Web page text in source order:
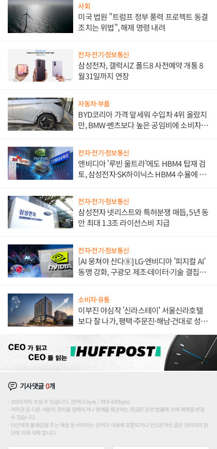
사회
미국 법원 "트럼프 정부 풍력 프로젝트 동결
조치는 위법", 해제 명령 내려
전자·전기·정보통신
삼성전자, 갤럭시Z 폴드8 사전예약 개통 8
월31일까지 연장
자동차·부품
BYD코리아 가격 앞세워 수입차 4위 올랐지
만, BMW·벤츠보다 높은 공임비에 소비자
전자·전기·정보통신
엔비디아 '루빈 울트라'에도 HBM4 탑재 검
토, 삼성전자·SK하이닉스 HBM4 수율에 주
전자·전기·정보통신
삼성전자 넷리스트와 특허분쟁 매듭, 5년 동
안 최대 1.3조 라이선스비 지급
전자·전기·정보통신
[AI 뭉쳐야 산다⑧] LG·엔비디아 '피지컬 AI'
동맹 강화, 구광모 제조·데이터·기술 결집
소비자·유통
이부진 야심작 '신라스테이' 서울신라호텔
보다 잘 나가, 평택·주문진·해남·건대로 성
기사댓글0개
200자까지 쓰실 수 있습니다. (현재 0 byte / 최대 400byte)
저작권 등 다른 사람의 권리를 침해하거나 명예를 훼손하는 댓글은 관련 법률에 의해 제재를 받을
수 있습니다.
타인에게 불쾌감을 주는 욕설 등 비하하는 단어가 내용에 포함되거나 인신공격성 글은 관리자의 판
단에 의해 삭제 합니다.